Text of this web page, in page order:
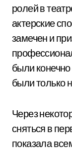
ролей в
актерские
замечен и
были
были только
Через
сняться в
показала